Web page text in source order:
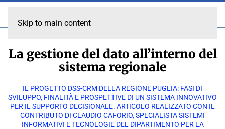
Skip to main content
La gestione del dato all’interno del
sistema regionale
IL PROGETTO DSS-CRM DELLA REGIONE PUGLIA: FASI DI
SVILUPPO, FINALITÀ E PROSPETTIVE DI UN SISTEMA INNOVATIVO
PER IL SUPPORTO DECISIONALE. ARTICOLO REALIZZATO CON IL
CONTRIBUTO DI CLAUDIO CAFORIO, SPECIALISTA SISTEMI
INFORMATIVI E TECNOLOGIE DEL DIPARTIMENTO PER LA